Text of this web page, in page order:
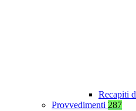
Recapiti
Provvedimenti 287